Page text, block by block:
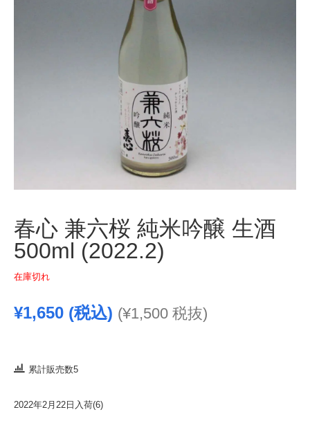
春心 兼六桜 純米吟醸 生酒
500ml (2022.2)
在庫切れ
¥1,650 (税込) (¥1,500 税抜)
累計販売数5
2022年2月22日入荷(6)